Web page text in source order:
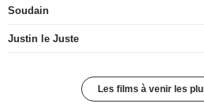
Soudain
Justin le Juste
Les films à venir les